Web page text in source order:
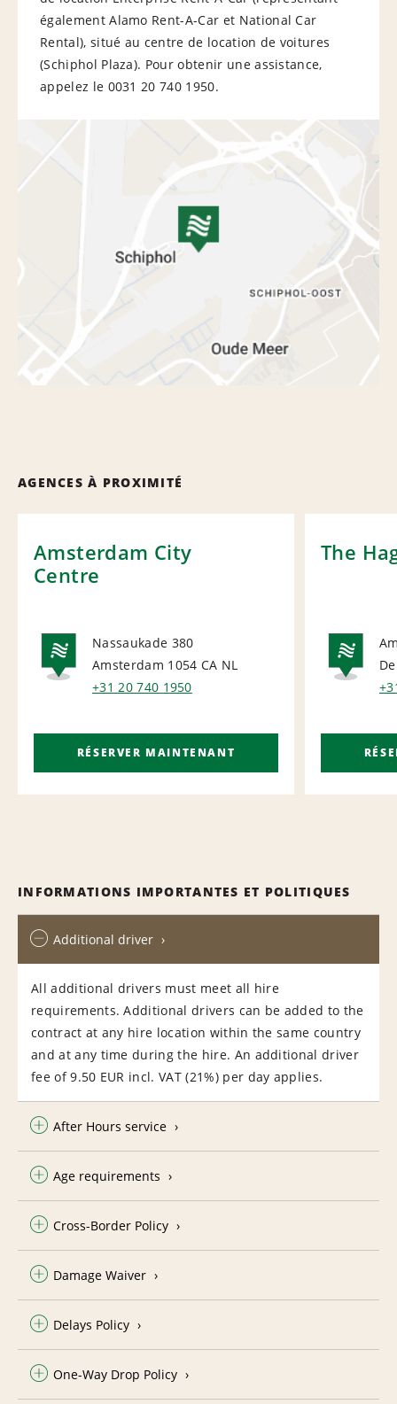
également Alamo Rent-A-Car et National Car
Rental), situé au centre de location de voitures
(Schiphol Plaza). Pour obtenir une assistance,
appelez le 0031 20 740 1950.
AGENCES À PROXIMITÉ
Amsterdam City
Centre
NATIONAL
Nassaukade 380
Amsterdam 1054 CA NL
+31 20 740 1950
RÉSERVER MAINTENANT
The
INFORMATIONS IMPORTANTES ET POLITIQUES
Additional driver
All additional drivers must meet all hire
requirements. Additional drivers can be added to the
contract at any hire location within the same country
and at any time during the hire. An additional driver
fee of 9.50 EUR incl. VAT (21%) per day applies.
After Hours service
Age requirements
Cross-Border Policy
Damage Waiver
Delays Policy
One-Way Drop Policy